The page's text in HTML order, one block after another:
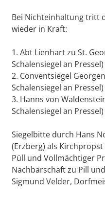
Bei Nichteinhaltung tritt
wieder in Kraft:
1. Abt Lienhart zu St.
Schalensiegel an Pressel)
2. Conventsiegel
Schalensiegel an Pressel)
3. Hanns von
Schalensiegel an Pressel)
Siegelbitte durch Hans
(Erzberg) als
Püll und Vollmächtiger
Nachbarschaft zu Pill
Sigmund Velder,